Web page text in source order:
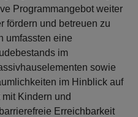
Programmangebot weiter
fördern und betreuen zu
umfassten eine
im
sowie
im Hinblick auf
Kindern und
Erreichbarkeit